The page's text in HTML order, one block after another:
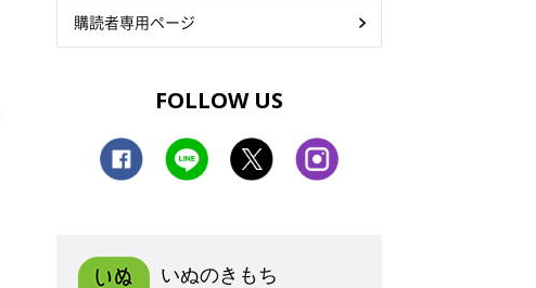
購読者専用ページ
FOLLOW US
いぬのきもち